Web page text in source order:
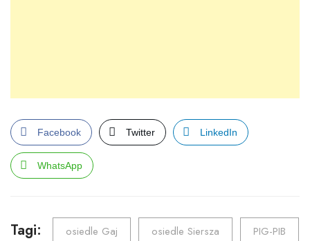
Facebook Twitter LinkedIn
WhatsApp
Tagi: osiedle Gaj osiedle Siersza PIG-PIB